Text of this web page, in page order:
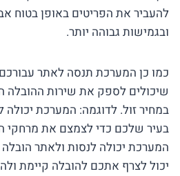
להעביר את הפריטים באופן בטוח
ובגמישות גבוהה יותר.
כמו כן המערכת תנסה לאתר
שיכולים לספק את שירות ההובלה
במחיר זול. לדוגמה: המערכת יכולה
בעיר שלכם כדי לצמצם את מרחקי
המערכת יכולה לנסות ולאתר
יכול לצרף אתכם להובלה קיימת